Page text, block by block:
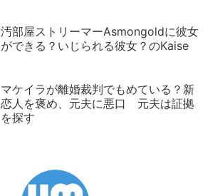
汚部屋ストリーマーAsmongoldに彼女
ができる？いじられる彼女？のKaise
マケイラが離婚裁判でもめている？新
恋人を褒め、元夫に悪口 元夫は証拠
を探す